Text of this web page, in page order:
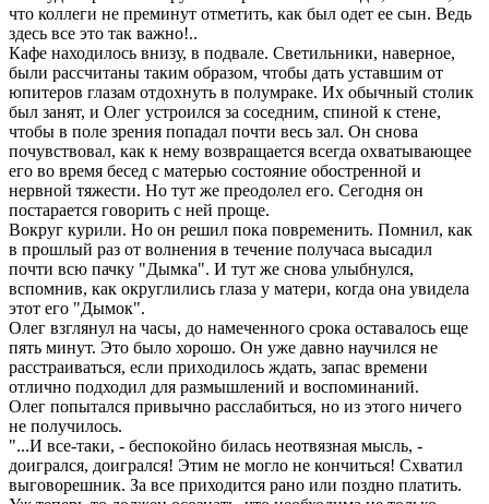
что коллеги не преминут отметить, как был одет ее сын. Ведь
здесь все это так важно!..
Кафе находилось внизу, в подвале. Светильники, наверное,
были рассчитаны таким образом, чтобы дать уставшим от
юпитеров глазам отдохнуть в полумраке. Их обычный столик
был занят, и Олег устроился за соседним, спиной к стене,
чтобы в поле зрения попадал почти весь зал. Он снова
почувствовал, как к нему возвращается всегда охватывающее
его во время бесед с матерью состояние обостренной и
нервной тяжести. Но тут же преодолел его. Сегодня он
постарается говорить с ней проще.
Вокруг курили. Но он решил пока повременить. Помнил, как
в прошлый раз от волнения в течение получаса высадил
почти всю пачку "Дымка". И тут же снова улыбнулся,
вспомнив, как округлились глаза у матери, когда она увидела
этот его "Дымок".
Олег взглянул на часы, до намеченного срока оставалось еще
пять минут. Это было хорошо. Он уже давно научился не
расстраиваться, если приходилось ждать, запас времени
отлично подходил для размышлений и воспоминаний.
Олег попытался привычно расслабиться, но из этого ничего
не получилось.
"...И все-таки, - беспокойно билась неотвязная мысль, -
доигрался, доигрался! Этим не могло не кончиться! Схватил
выговорешник. За все приходится рано или поздно платить.